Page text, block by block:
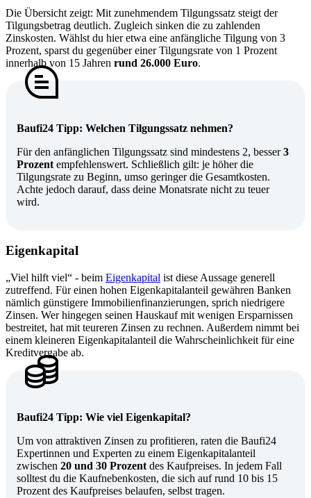
Die Übersicht zeigt: Mit zunehmendem Tilgungssatz steigt der
Tilgungsbetrag deutlich. Zugleich sinken die zu zahlenden
Zinskosten. Wählst du hier etwa eine anfängliche Tilgung von 3
Prozent, sparst du gegenüber einer Tilgungsrate von 1 Prozent
innerhalb von 15 Jahren rund 26.000 Euro.
Baufi24 Tipp: Welchen Tilgungssatz nehmen?
Für den anfänglichen Tilgungssatz sind mindestens 2, besser3
Prozent empfehlenswert. Schließlich gilt: je höher die
Tilgungsrate zu Beginn, umso geringer die Gesamtkosten.
Achte jedoch darauf, dass deine Monatsrate nicht zu teuer
wird.
Eigenkapital
„Viel hilft viel“ - beim Eigenkapital ist diese Aussage generell
zutreffend. Für einen hohen Eigenkapitalanteil gewähren Banken
nämlich günstigere Immobilienfinanzierungen, sprich niedrigere
Zinsen. Wer hingegen seinen Hauskauf mit wenigen Ersparnissen
bestreitet, hat mit teureren Zinsen zu rechnen. Außerdem nimmt bei
einem kleineren Eigenkapitalanteil die Wahrscheinlichkeit für eine
Kreditvergabe ab.
Baufi24 Tipp: Wie viel Eigenkapital?
Um von attraktiven Zinsen zu profitieren, raten die Baufi24
Expertinnen und Experten zu einem Eigenkapitalanteil
zwischen 20 und 30 Prozentdes Kaufpreises. In jedem Fall
solltest du die Kaufnebenkosten, die sich auf rund 10 bis 15
Prozent des Kaufpreises belaufen, selbst tragen.